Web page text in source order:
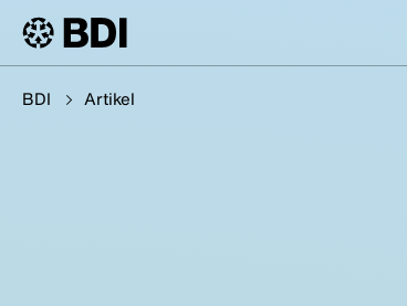
BDI Artikel